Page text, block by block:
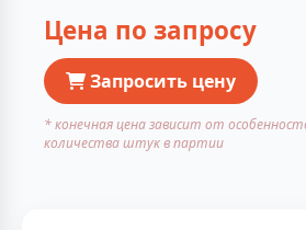
Цена по запросу
Запросить цену
* конечная цена зависит от
количества штук в партии